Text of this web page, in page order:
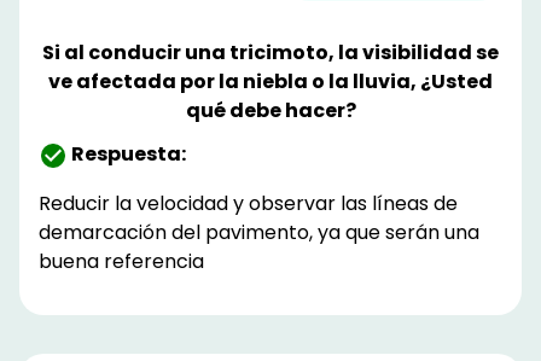
Si al conducir una tricimoto, la visibilidad se
ve afectada por la niebla o la lluvia, ¿Usted
qué debe hacer?
Respuesta:
Reducir la velocidad y observar las líneas de
demarcación del pavimento, ya que serán una
buena referencia